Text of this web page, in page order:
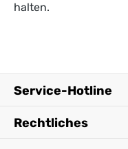
halten.
Service-Hotline
Rechtliches